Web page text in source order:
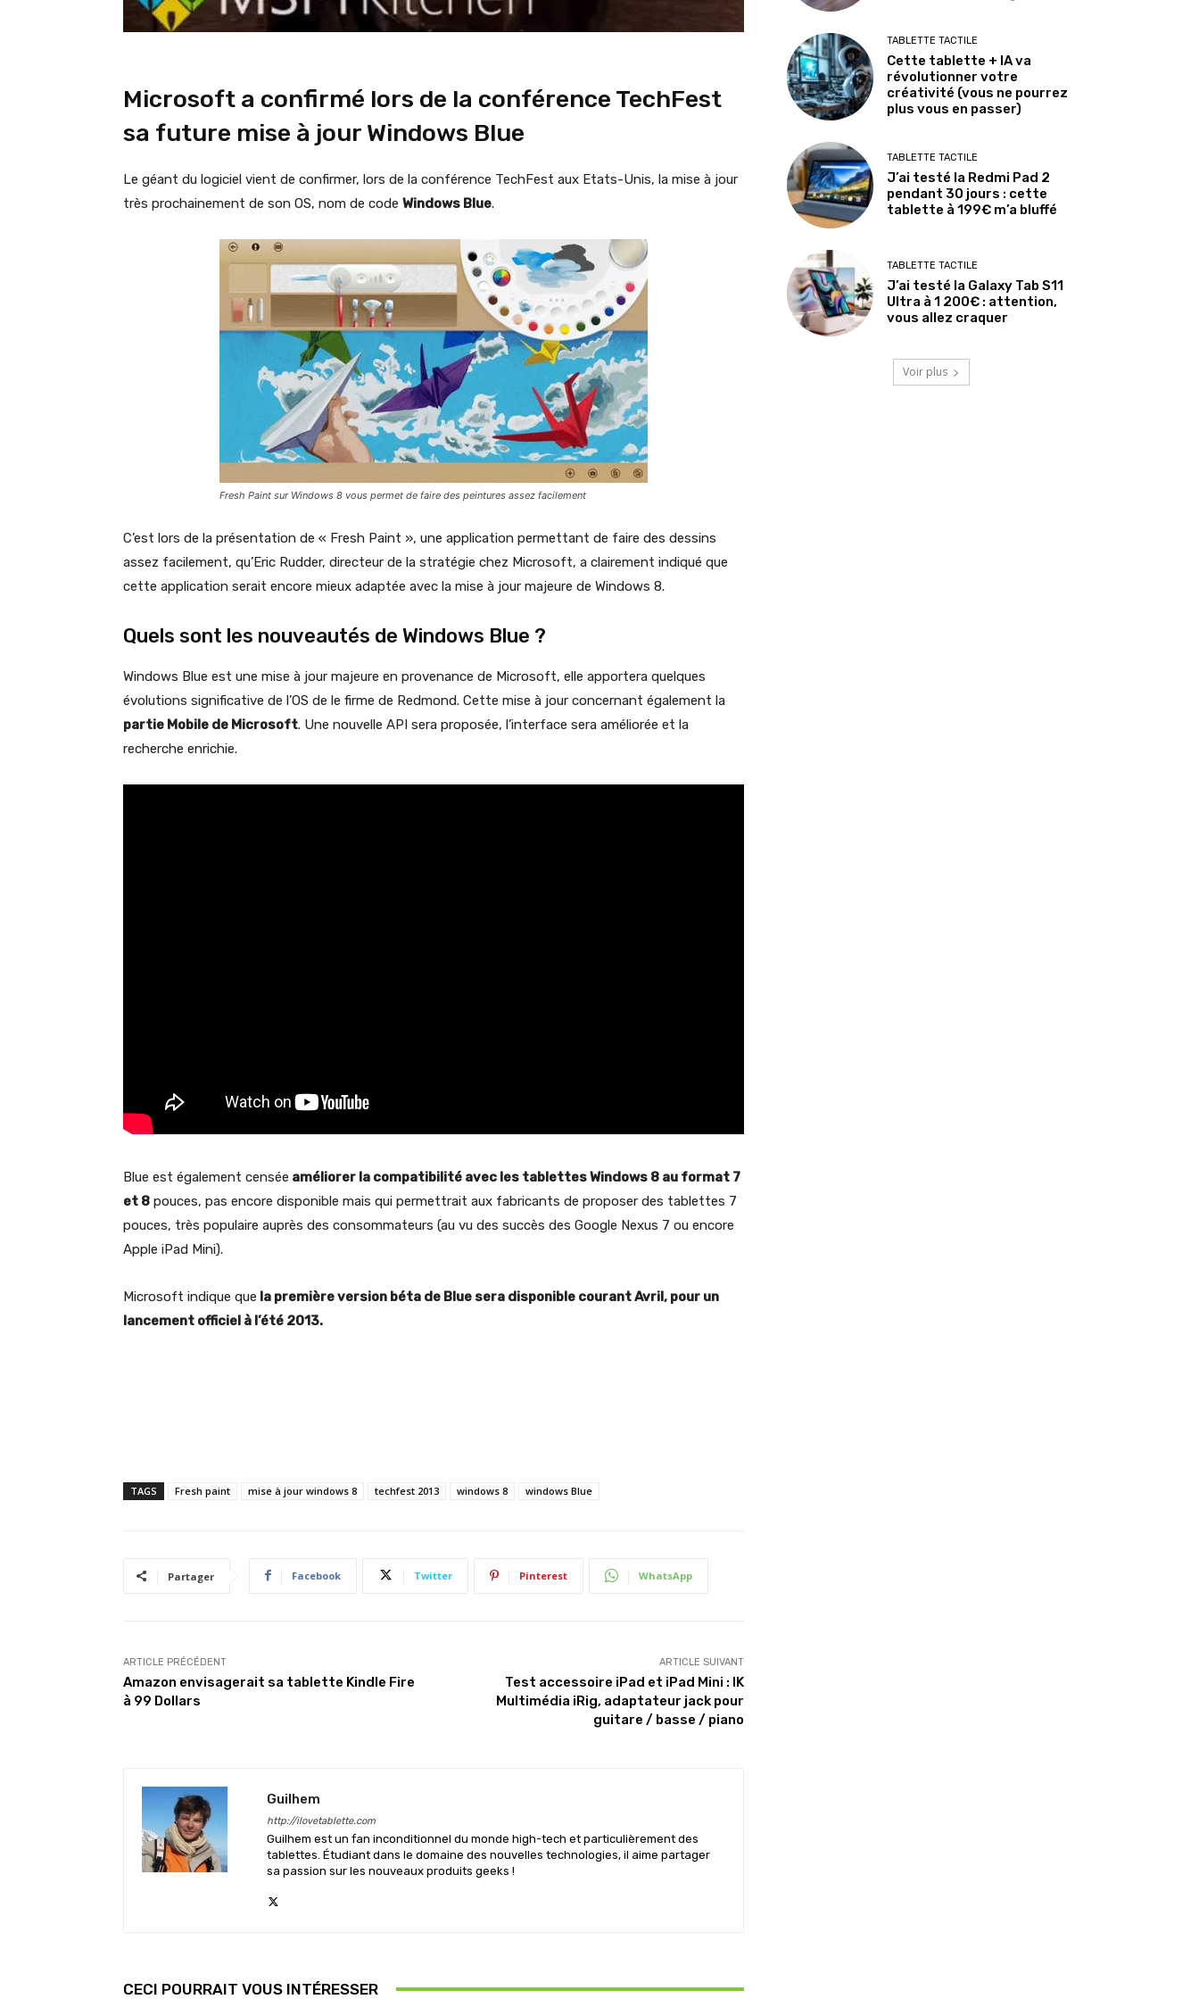
Microsoft a confirmé lors de la conférence TechFest
sa future mise à jour Windows Blue
Le géant du logiciel vient de confirmer, lors de la conférence TechFest aux Etats-Unis, la mise à jour
très prochainement de son OS, nom de code Windows Blue.
Fresh Paint sur Windows 8 vous permet de faire des peintures assez facilement
C’est lors de la présentation de « Fresh Paint », une application permettant de faire des dessins
assez facilement, qu’Eric Rudder, directeur de la stratégie chez Microsoft, a clairement indiqué que
cette application serait encore mieux adaptée avec la mise à jour majeure de Windows 8.
Quels sont les nouveautés de Windows Blue ?
Windows Blue est une mise à jour majeure en provenance de Microsoft, elle apportera quelques
évolutions significative de l’OS de le firme de Redmond. Cette mise à jour concernant également la
partie Mobile de Microsoft. Une nouvelle API sera proposée, l’interface sera améliorée et la
recherche enrichie.
Blue est également censée améliorer la compatibilité avec les tablettes Windows 8 au format 7
et 8 pouces, pas encore disponible mais qui permettrait aux fabricants de proposer des tablettes 7
pouces, très populaire auprès des consommateurs (au vu des succès des Google Nexus 7 ou encore
Apple iPad Mini).
Microsoft indique que la première version béta de Blue sera disponible courant Avril, pour un
lancement officiel à l’été 2013.
TAGS Fresh paint mise à jour windows 8 techfest 2013 windows 8 windows Blue
Partager Facebook Twitter Pinterest WhatsApp
ARTICLE PRÉCÉDENT
Amazon envisagerait sa tablette Kindle Fire
à 99 Dollars
ARTICLE SUIVANT
Test accessoire iPad et iPad Mini : IK
Multimédia iRig, adaptateur jack pour
guitare / basse / piano
Guilhem
http://ilovetablette.com
Guilhem est un fan inconditionnel du monde high-tech et particulièrement des
tablettes. Étudiant dans le domaine des nouvelles technologies, il aime partager
sa passion sur les nouveaux produits geeks !
CECI POURRAIT VOUS INTÉRESSER
TABLETTE TACTILE
Cette tablette + IA va
révolutionner votre
créativité (vous ne pourrez
plus vous en passer)
TABLETTE TACTILE
J’ai testé la Redmi Pad 2
pendant 30 jours : cette
tablette à 199€ m’a bluffé
TABLETTE TACTILE
J’ai testé la Galaxy Tab S11
Ultra à 1 200€ : attention,
vous allez craquer
Voir plus